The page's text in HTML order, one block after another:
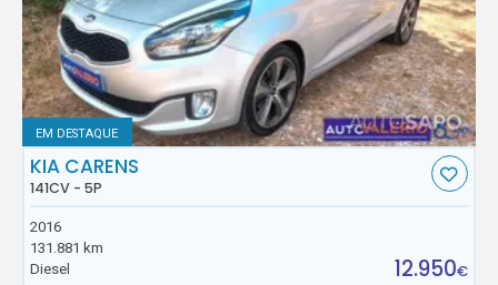
EM DESTAQUE
KIA CARENS
141CV - 5P
2016
131.881 km
Diesel
12.950€